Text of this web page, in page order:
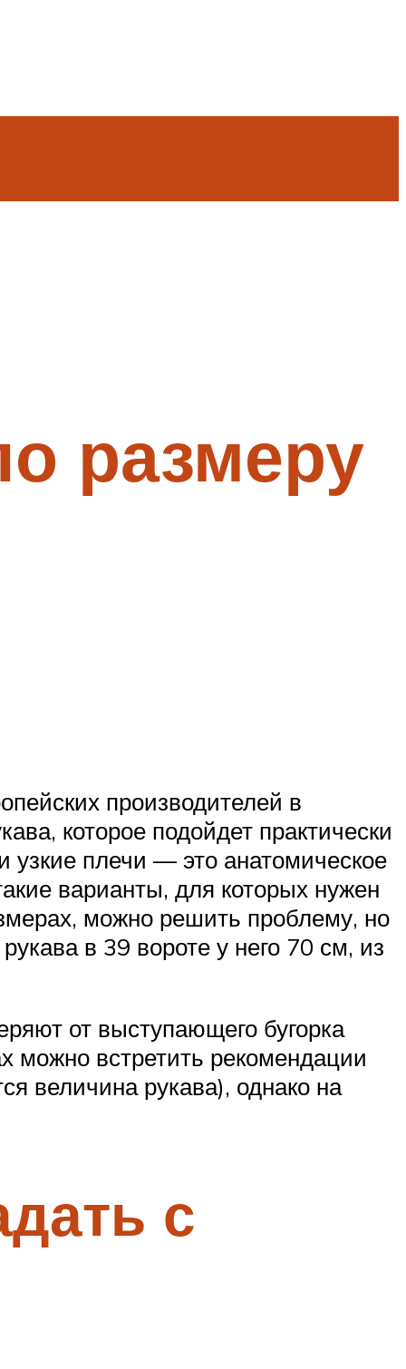
размеру
производителей в
которое подойдет практически
плечи — это анатомическое
варианты, для которых нужен
можно решить проблему, но
в 39 вороте у него 70 см, из
от выступающего бугорка
можно встретить рекомендации
величина рукава), однако на
с